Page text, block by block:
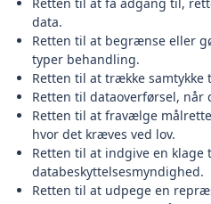
data.
Retten til at begrænse eller
typer behandling.
Retten til at trække
Retten til dataoverførsel, når
Retten til at fravælge
hvor det kræves ved lov.
Retten til at indgive en klage
databeskyttelsesmyndighed.
Retten til at udpege en